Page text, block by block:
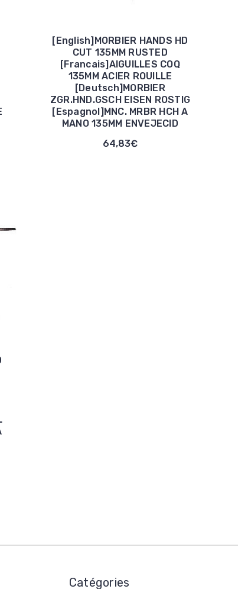
[English]MORBIER HANDS HD
CUT 135MM RUSTED
[Francais]AIGUILLES COQ
135MM ACIER ROUILLE
[Deutsch]MORBIER
ZGR.HND.GSCH EISEN ROSTIG
[Espagnol]MNC. MRBR HCH A
MANO 135MM ENVEJECID
64,83€
Catégories